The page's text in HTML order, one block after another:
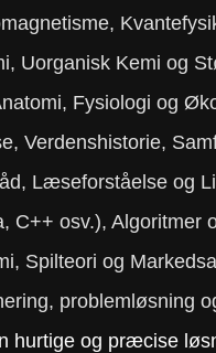
Uorganisk Kemi og
Fysiologi og
Verdenshistorie,
Læseforståelse og
C++ osv.), Algoritmer
Spilteori og
problemløsning
hurtige og præcise